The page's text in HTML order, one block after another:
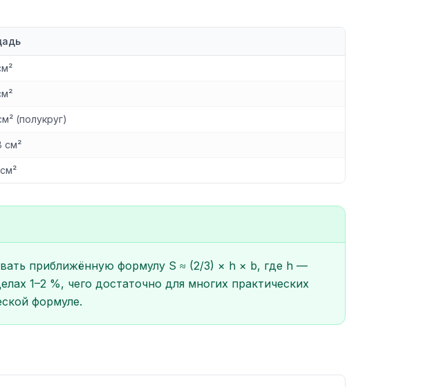
(полукруг)
см²
приближённую формулу S ≈ (2/3) × h × b, где h —
1–2 %, чего достаточно для многих практических
формуле.